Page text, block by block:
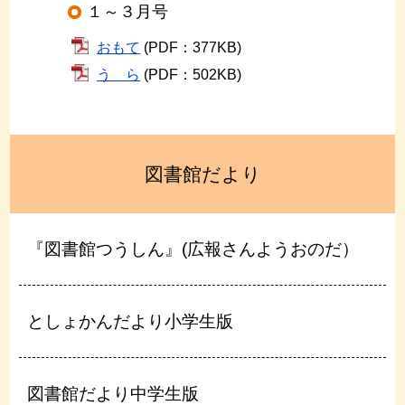
１～３月号
おもて (PDF：377KB)
う ら (PDF：502KB)
図書館だより
『図書館つうしん』(広報さんようおのだ）
としょかんだより小学生版
図書館だより中学生版